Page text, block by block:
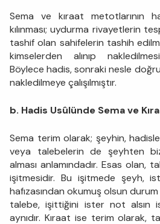
Sema ve kıraat metotlarının
kılınması; uydurma rivayetlerin
tashif olan sahifelerin tashih
kimselerden alınıp
Böylece hadis, sonraki nesle
nakledilmeye çalışılmıştır.
b. Hadis Usûlünde Sema ve
Sema terim olarak; şeyhin,
veya talebelerin de şeyhten
alması anlamındadır. Esas olan,
işitmesidir. Bu işitmede şeyh,
hafızasından okumuş olsun
talebe, işittiğini ister not alsın
aynıdır. Kıraat ise terim olarak,